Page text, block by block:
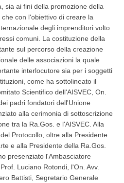
sia ai fini della promozione della
con l'obiettivo di creare la
degli imprenditori volto
comuni. La costituzione della
sul percorso della creazione
delle associazioni la quale
interlocutore sia per i soggetti
come ha sottolineato il
Scientifico dell'AISVEC, On.
padri fondatori dell'Unione
alla cerimonia di sottoscrizione
tra la Ra.Gos. e l'AISVEC. Alla
Protocollo, oltre alla Presidente
e alla Presidente della Ra.Gos.
presenziato l'Ambasciatore
Luciano Rotondi, l'On. Avv.
Battisti, Segretario Generale